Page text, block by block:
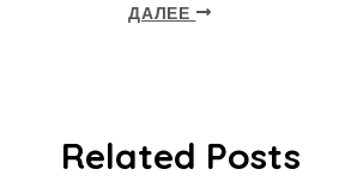
ДАЛЕЕ
Related Posts